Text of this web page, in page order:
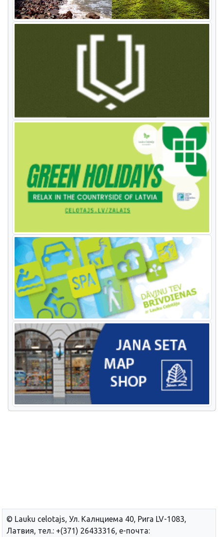
© Lauku сelotajs, Ул. Калнциема 40, Рига LV-1083,
Латвия, тел.: +(371) 26433316, е-почта: